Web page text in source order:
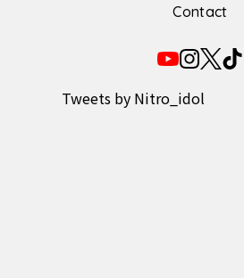
Contact
Tweets by Nitro_idol